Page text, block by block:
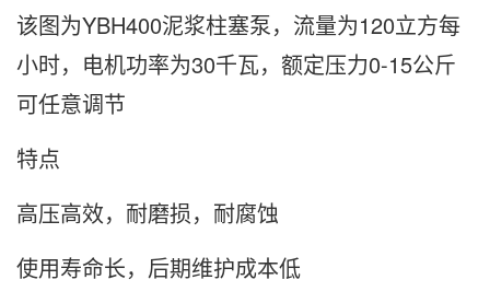
该图为YBH400泥浆柱塞泵，流量为120立方每
小时，电机功率为30千瓦，额定压力0-15公斤
可任意调节
特点
高压高效，耐磨损，耐腐蚀
使用寿命长，后期维护成本低